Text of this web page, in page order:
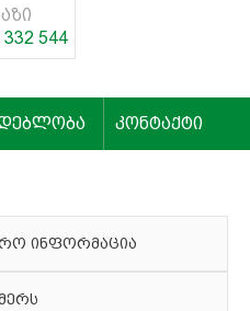
544
კონტაქტი
ინფორმაცია